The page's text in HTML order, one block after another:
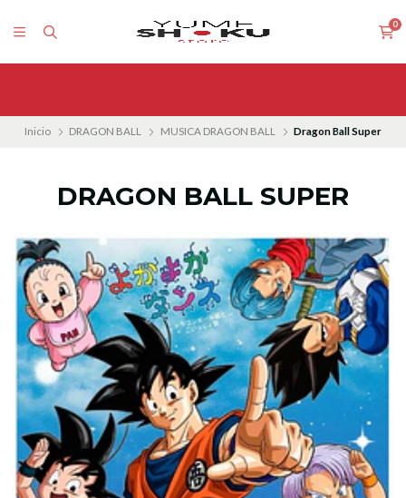
0
Inicio DRAGON BALL MUSICA DRAGON BALL Dragon Ball Super
DRAGON BALL SUPER